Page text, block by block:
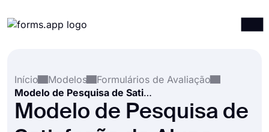
Integrações
Modelos
Recursos
Início
Modelos
Formulários de Avaliação
Modelo de Pesquisa de Satisfação do Aluno
Modelo de Pesquisa de